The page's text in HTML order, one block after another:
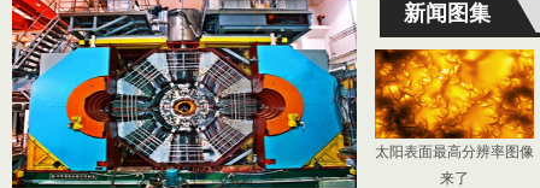
新闻图集
太阳表面最高分辨率图像
来了